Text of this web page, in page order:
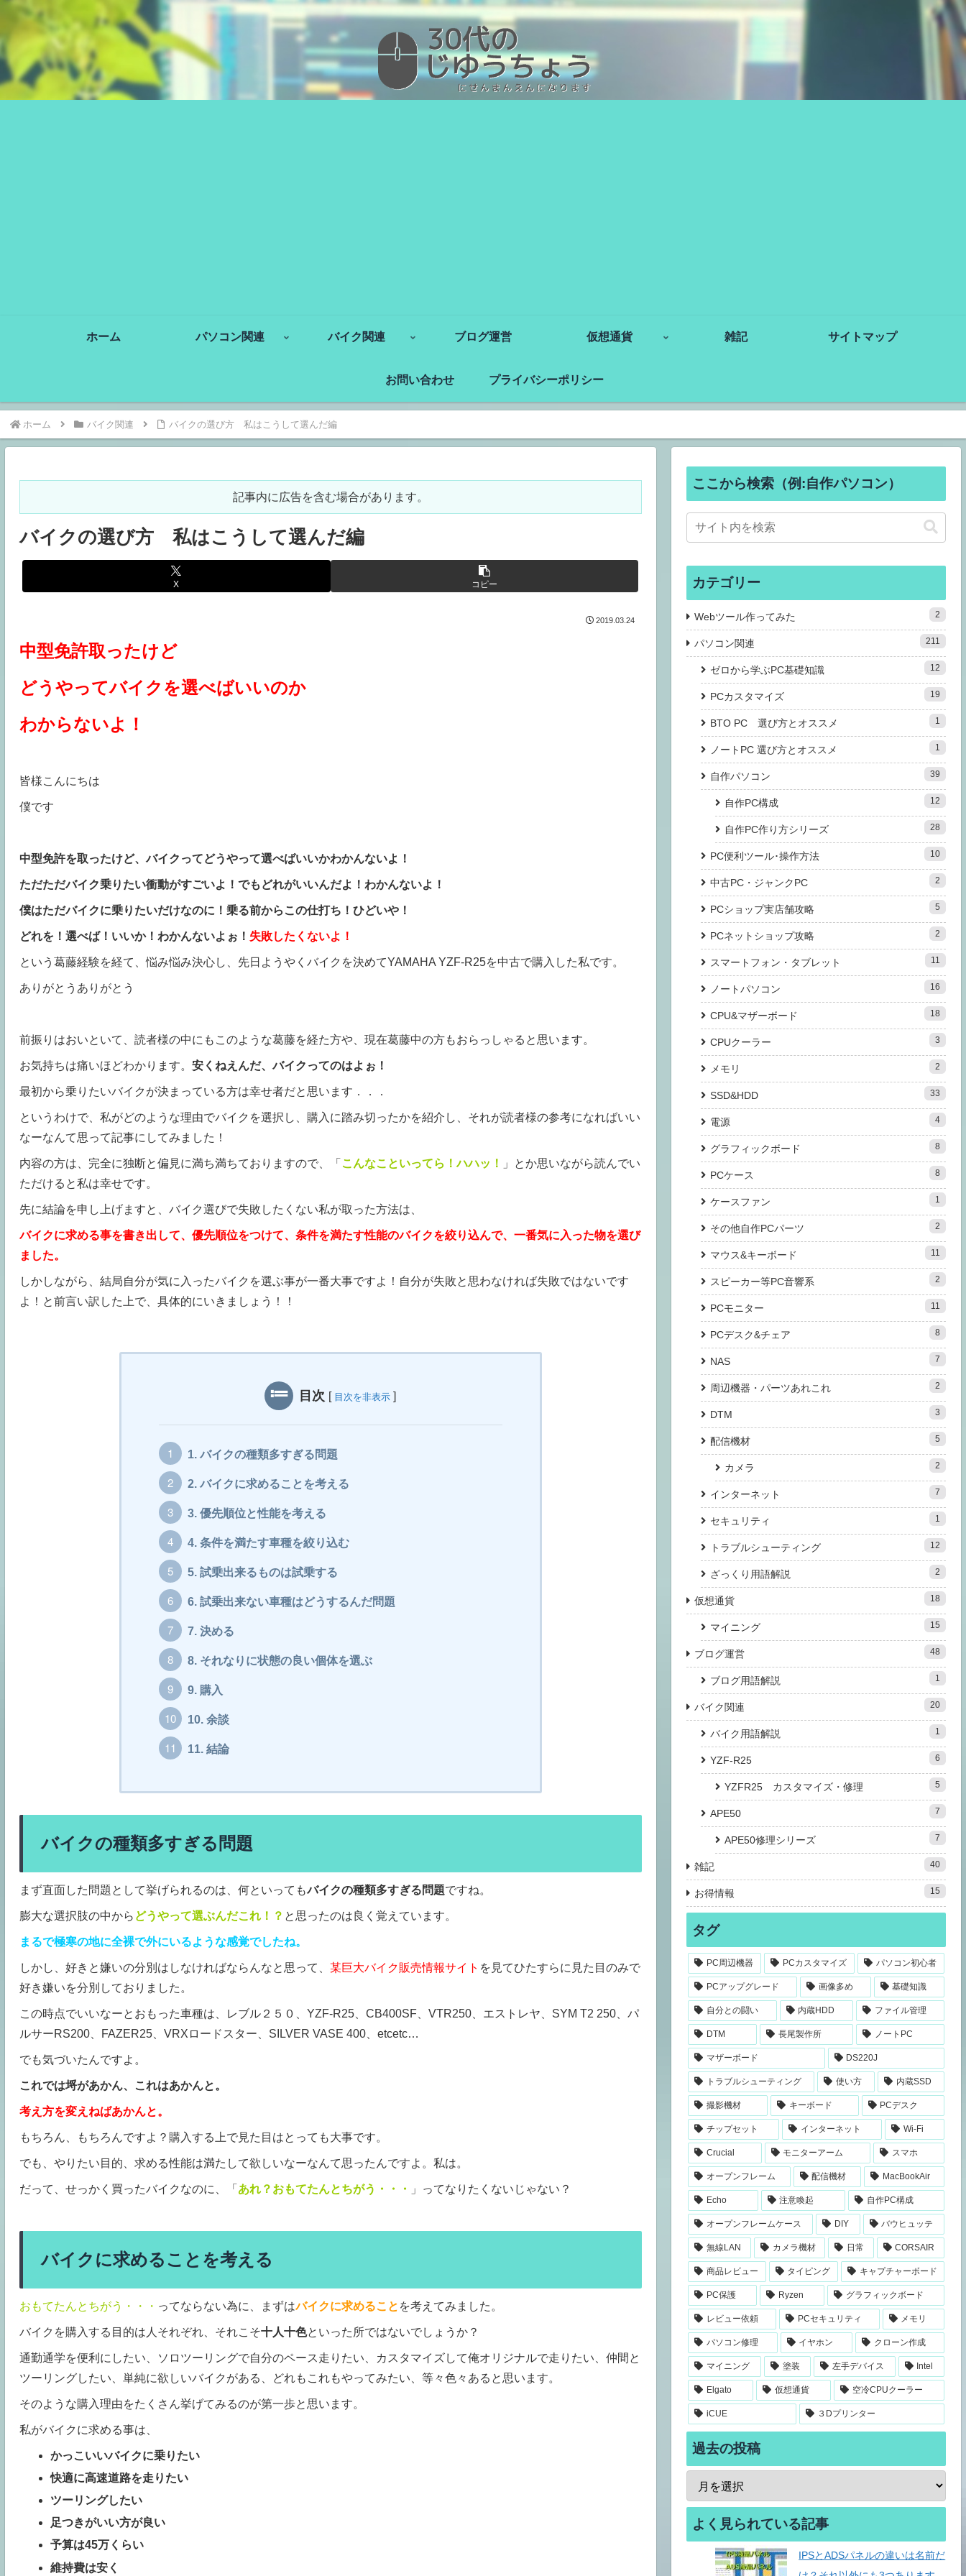
ホーム パソコン関連 バイク関連 ブログ運営 仮想通貨 雑記 サイトマップ
お問い合わせ プライバシーポリシー
ホーム バイク関連 バイクの選び方 私はこうして選んだ編
記事内に広告を含む場合があります。
バイクの選び方 私はこうして選んだ編
X コピー
2019.03.24
中型免許取ったけど
どうやってバイクを選べばいいのか
わからないよ！
皆様こんにちは
僕です
中型免許を取ったけど、バイクってどうやって選べばいいかわかんないよ！
ただただバイク乗りたい衝動がすごいよ！でもどれがいいんだよ！わかんないよ！
僕はただバイクに乗りたいだけなのに！乗る前からこの仕打ち！ひどいや！
どれを！選べば！いいか！わかんないよぉ！ 失敗したくないよ！
という葛藤経験を経て、悩み悩み決心し、 先日ようやくバイクを決めてYAMAHA YZF-R25を中古で購入した私です。
ありがとうありがとう
前振りはおいといて、読者様の中にもこのような葛藤を経た方や、現在葛藤中の方もおらっしゃると思います。
お気持ちは痛いほどわかります。 安くねえんだ、バイクってのはよぉ！
最初から乗りたいバイクが決まっている方は幸せ者だと思います．．．
というわけで、私がどのような理由でバイクを選択し、購入に踏み切ったかを紹介し、それが読者様の参考になればいい
なーなんて思って記事にしてみました！
内容の方は、完全に独断と偏見に満ち満ちておりますので、「 こんなこといってら！ハハッ！
」とか思いながら読んでい
ただけると私は幸せです。
先に結論を申し上げますと、バイク選びで失敗したくない私が取った方法は、
バイクに求める事を書き出して、優先順位をつけて、条件を満たす性能のバイクを絞り込んで、一番気に入った物を選び
ました。
しかしながら、結局自分が気に入ったバイクを選ぶ事が一番大事ですよ！ 自分が失敗と思わなければ失敗ではないです
よ！ と前言い訳した上で、 具体的にいきましょう！！
目次 [ 目次を非表示 ]
1.バイクの種類多すぎる問題
2.バイクに求めることを考える
3.優先順位と性能を考える
4.条件を満たす車種を絞り込む
5.試乗出来るものは試乗する
6.試乗出来ない車種はどうするんだ問題
7.決める
8.それなりに状態の良い個体を選ぶ
9.購入
10.余談
11.結論
バイクの種類多すぎる問題
まず直面した問題として挙げられるのは、何といってもバイクの種類多すぎる問題ですね。
膨大な選択肢の中から どうやって選ぶんだこれ！？ と思ったのは良く覚えています。
まるで極寒の地に全裸で外にいるような感覚でしたね。
しかし、好きと嫌いの分別はしなければならんなと思って、 某巨大バイク販売情報サイト を見てひたすらに見た目のみで
好き嫌いを分別しておりました。
この時点でいいなーとおもった車種は、レブル２５０、YZF-R25、CB400SF、VTR250、エストレヤ、SYM T2 250、パ
ルサーRS200、FAZER25、VRXロードスター、SILVER VASE 400、etcetc…
でも気づいたんですよ。
これでは埒があかん、これはあかんと。
考え方を変えねばあかんと。
もちろん、もちろんですよ？購入する上で見た目はとっても大事です。
でも、やりたい目的、求める性能は満たして欲しいなーなんて思ったんですよ。私は。
だって、せっかく買ったバイクなのに、「 あれ？おもてたんとちがう・・・ 」ってなりたくないじゃない？
バイクに求めることを考える
おもてたんとちがう・・・ ってならない為に、まずはバイクに求めること を考えてみました。
バイクを購入する目的は人それぞれ、それこそ十人十色といった所ではないでしょうか？
通勤通学を便利にしたい、ソロツーリングで自分のペース走りたい、カスタマイズして俺オリジナルで走りたい、仲間と
ツーリングしたい、単純に欲しいバイクがある、どれもこれもやってみたい、等々色々あると思います。
そのような購入理由をたくさん挙げてみるのが第一歩と思います。
私がバイクに求める事は、
かっこいいバイクに乗りたい
快適に高速道路を走りたい
ツーリングしたい
足つきがいい方が良い
予算は45万くらい
維持費は安く
ここから検索（例:自作パソコン）
カテゴリー
Webツール作ってみた 2
パソコン関連 211
ゼロから学ぶPC基礎知識 12
PCカスタマイズ 19
BTO PC 選び方とオススメ 1
ノートPC 選び方とオススメ 1
自作パソコン 39
自作PC構成 12
自作PC作り方シリーズ 28
PC便利ツール･操作方法 10
中古PC・ジャンクPC 2
PCショップ実店舗攻略 5
PCネットショップ攻略 2
スマートフォン・タブレット 11
ノートパソコン 16
CPU&マザーボード 18
CPUクーラー 3
メモリ 2
SSD&HDD 33
電源 4
グラフィックボード 8
PCケース 8
ケースファン 1
その他自作PCパーツ 2
マウス&キーボード 11
スピーカー等PC音響系 2
PCモニター 11
PCデスク&チェア 8
NAS 7
周辺機器・パーツあれこれ 2
DTM 3
配信機材 5
カメラ 2
インターネット 7
セキュリティ 1
トラブルシューティング 12
ざっくり用語解説 2
仮想通貨 18
マイニング 15
ブログ運営 48
ブログ用語解説 1
バイク関連 20
バイク用語解説 1
YZF-R25 6
YZFR25 カスタマイズ・修理 5
APE50 7
APE50修理シリーズ 7
雑記 40
お得情報 15
タグ
PC周辺機器 PCカスタマイズ パソコン初心者
PCアップグレード 画像多め 基礎知識
自分との闘い 内蔵HDD ファイル管理
DTM 長尾製作所 ノートPC
マザーボード DS220J
トラブルシューティング 使い方 内蔵SSD
撮影機材 キーボード PCデスク
チップセット インターネット Wi-Fi
Crucial モニターアーム スマホ
オープンフレーム 配信機材 MacBookAir
Echo 注意喚起 自作PC構成
オープンフレームケース DIY バウヒュッテ
無線LAN カメラ機材 日常 CORSAIR
商品レビュー タイピング キャプチャーボード
PC保護 Ryzen グラフィックボード
レビュー依頼 PCセキュリティ メモリ
パソコン修理 イヤホン クローン作成
マイニング 塗装 左手デバイス Intel
Elgato 仮想通貨 空冷CPUクーラー
iCUE ３Dプリンター
過去の投稿
よく見られている記事
IPSとADSパネルの違いは名前だ